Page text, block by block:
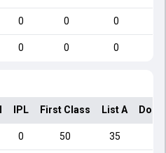
0 0 0
0 0 0
IPL First Class List A
0 50 35